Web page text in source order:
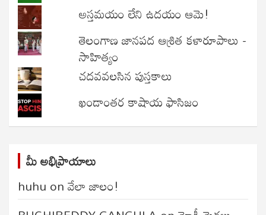
అస్తమయం లేని ఉదయం ఆమె!
తెలంగాణ జానపద ఆశ్రిత కళారూపాలు -
సాహిత్యం
చదవవలసిన పుస్తకాలు
ఖండాంతర కాషాయ ఫాసిజం
మీ అభిప్రాయాలు
huhu onవేలా జాలం!